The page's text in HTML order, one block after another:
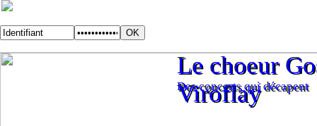
Des concerts qui décapent
Le choeur
Viroflay
Des concerts qui décapent
Le choeur
Viroflay